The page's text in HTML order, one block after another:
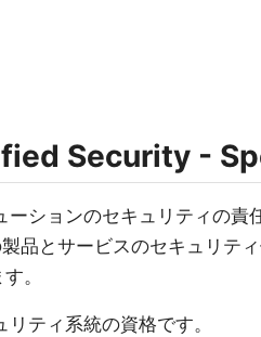
Security -
ションのセキュリティの責
品とサービスのセキュリテ
。
ティ系統の資格です。